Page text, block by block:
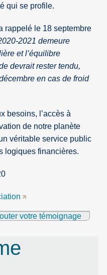
qui se profile.
rappelé le 18 septembre
2021 demeure
et l’équilibre
devrait rester tendu,
en cas de froid
besoins, l’accès à
de notre planète
véritable service public
logiques financières.
votre témoignage